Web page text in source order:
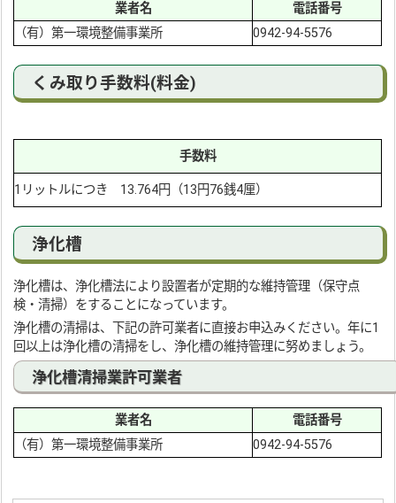
業者名
電話番号
（有）第一環境整備事業所
0942-94-5576
くみ取り手数料(料金)
手数料
1リットルにつき 13.764円（13円76銭4厘）
浄化槽
浄化槽は、浄化槽法により設置者が定期的な維持管理（保守点
検・清掃）をすることになっています。
浄化槽の清掃は、下記の許可業者に直接お申込みください。年に1
回以上は浄化槽の清掃をし、浄化槽の維持管理に努めましょう。
浄化槽清掃業許可業者
業者名
電話番号
（有）第一環境整備事業所
0942-94-5576